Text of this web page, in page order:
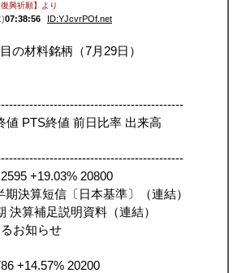
興祈願】 より
07:38:56 ID:YJcvrPOf.net
の材料銘柄（7月29日）
値 PTS終値 前日比率 出来高
+19.03% 20800
決算短信〔日本基準〕（連結）
決算補足説明資料（連結）
お知らせ
+14.57% 20200